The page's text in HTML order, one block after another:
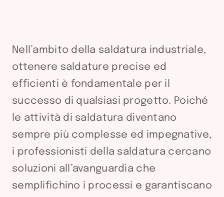
Nell’ambito della saldatura industriale,
ottenere saldature precise ed
efficienti è fondamentale per il
successo di qualsiasi progetto. Poiché
le attività di saldatura diventano
sempre più complesse ed impegnative,
i professionisti della saldatura cercano
soluzioni all’avanguardia che
semplifichino i processi e garantiscano